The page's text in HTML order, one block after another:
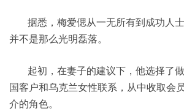
据悉，梅爱偲从一无所有到成功人
并不是那么光明磊落。
起初，在妻子的建议下，他选择了
国客户和乌克兰女性联系，从中收取会
介的角色。